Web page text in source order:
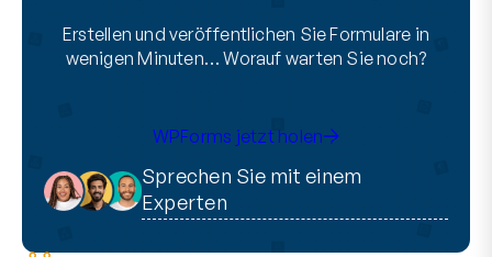
Erstellen und veröffentlichen Sie Formulare in
wenigen Minuten… Worauf warten Sie noch?
WPForms jetzt holen
Sprechen Sie mit einem
Experten